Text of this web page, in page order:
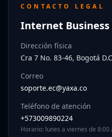
CONTACTO LEGAL
Internet Business
Dirección física
Cra 7 No. 83-46, Bogotá
Correo
soporte.ec@yaxa.co
Teléfono de atención
+573009890224
Horario: lunes a viernes de 8:00